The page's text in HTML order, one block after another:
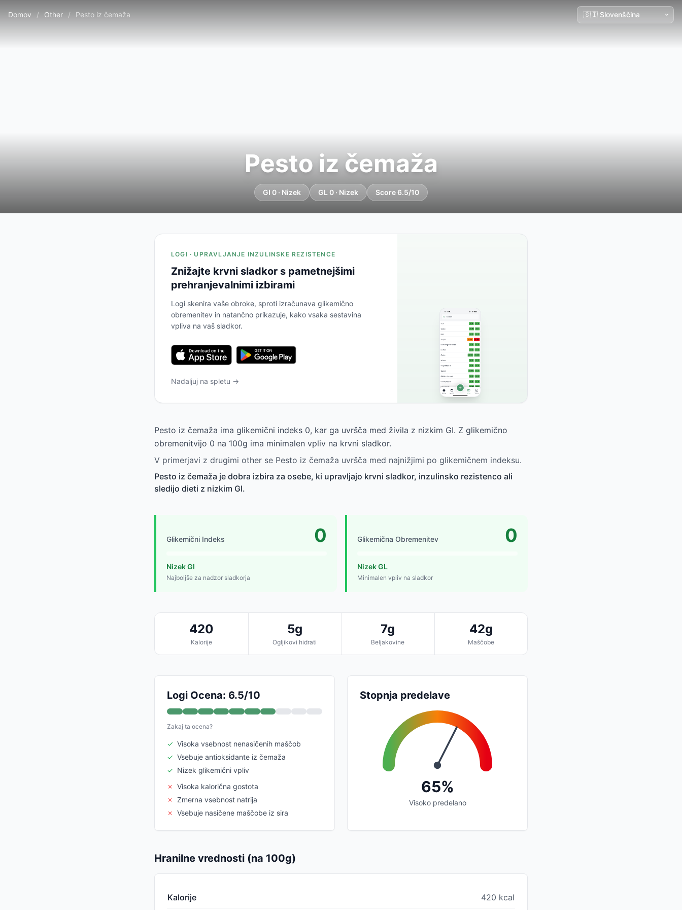
Domov / Other / Pesto iz čemaža
Pesto iz čemaža
GI 0 · Nizek GL 0 · Nizek Score 6.5/10
LOGI · UPRAVLJANJE INZULINSKE REZISTENCE
Znižajte krvni sladkor s pametnejšimi
prehranjevalnimi izbirami
Logi skenira vaše obroke, sproti izračunava glikemično
obremenitev in natančno prikazuje, kako vsaka sestavina
vpliva na vaš sladkor.
Nadaljuj na spletu →
Pesto iz čemaža ima glikemični indeks 0, kar ga uvršča med živila z nizkim GI. Z glikemično
obremenitvijo 0 na 100g ima minimalen vpliv na krvni sladkor.
V primerjavi z drugimi other se Pesto iz čemaža uvršča med najnižjimi po glikemičnem indeksu.
Pesto iz čemaža je dobra izbira za osebe, ki upravljajo krvni sladkor, inzulinsko rezistenco ali
sledijo dieti z nizkim GI.
Glikemični Indeks 0
Nizek GI
Najboljše za nadzor sladkorja
Glikemična Obremenitev 0
Nizek GL
Minimalen vpliv na sladkor
420
Kalorije
5g
Ogljikovi hidrati
7g
Beljakovine
42g
Maščobe
Logi Ocena: 6.5/10
Zakaj ta ocena?
✓ Visoka vsebnost nenasičenih maščob
✓ Vsebuje antioksidante iz čemaža
✓ Nizek glikemični vpliv
✗ Visoka kalorična gostota
✗ Zmerna vsebnost natrija
✗ Vsebuje nasičene maščobe iz sira
Stopnja predelave
65%
Visoko predelano
Hranilne vrednosti (na 100g)
Kalorije 420 kcal